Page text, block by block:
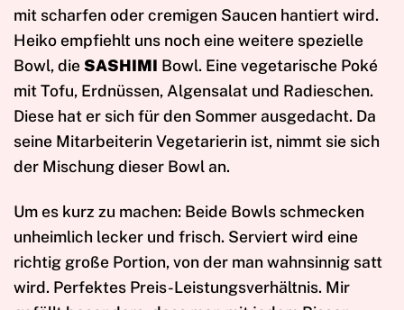
mit scharfen oder cremigen Saucen hantiert wird.
Heiko empfiehlt uns noch eine weitere spezielle
Bowl, dieSASHIMI Bowl. Eine vegetarische Poké
mit Tofu, Erdnüssen, Algensalat und Radieschen.
Diese hat er sich für den Sommer ausgedacht. Da
seine Mitarbeiterin Vegetarierin ist, nimmt sie sich
der Mischung dieser Bowl an.
Um es kurz zu machen: Beide Bowls schmecken
unheimlich lecker und frisch. Serviert wird eine
richtig große Portion, von der man wahnsinnig satt
wird. Perfektes Preis-Leistungsverhältnis. Mir